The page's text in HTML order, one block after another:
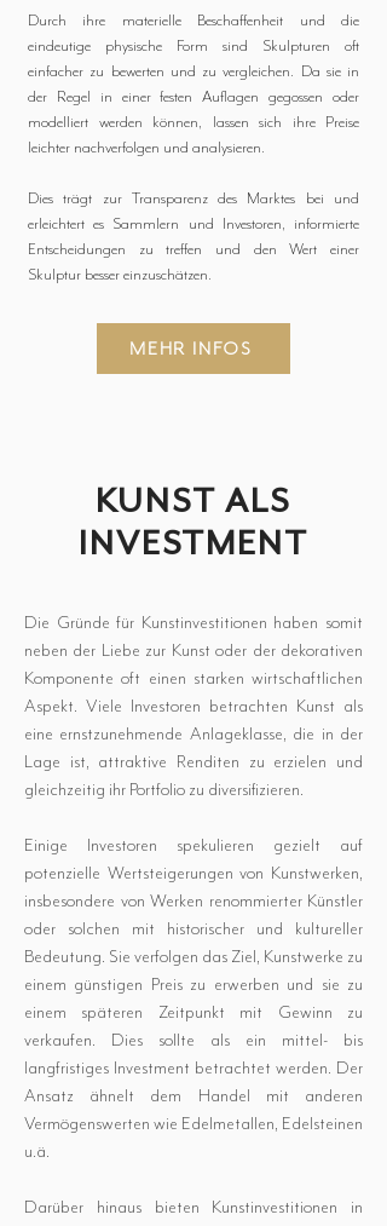
Durch ihre materielle Beschaffenheit und die
eindeutige physische Form sind Skulpturen oft
einfacher zu bewerten und zu vergleichen. Da sie in
der Regel in einer festen Auflagen gegossen oder
modelliert werden können, lassen sich ihre Preise
leichter nachverfolgen und analysieren.
Dies trägt zur Transparenz des Marktes bei und
erleichtert es Sammlern und Investoren, informierte
Entscheidungen zu treffen und den Wert einer
Skulptur besser einzuschätzen.
MEHR INFOS
KUNST ALS
INVESTMENT
Die Gründe für Kunstinvestitionen haben somit
neben der Liebe zur Kunst oder der dekorativen
Komponente oft einen starken wirtschaftlichen
Aspekt. Viele Investoren betrachten Kunst als
eine ernstzunehmende Anlageklasse, die in der
Lage ist, attraktive Renditen zu erzielen und
gleichzeitig ihr Portfolio zu diversifizieren.
Einige Investoren spekulieren gezielt auf
potenzielle Wertsteigerungen von Kunstwerken,
insbesondere von Werken renommierter Künstler
oder solchen mit historischer und kultureller
Bedeutung. Sie verfolgen das Ziel, Kunstwerke zu
einem günstigen Preis zu erwerben und sie zu
einem späteren Zeitpunkt mit Gewinn zu
verkaufen. Dies sollte als ein mittel- bis
langfristiges Investment betrachtet werden. Der
Ansatz ähnelt dem Handel mit anderen
Vermögenswerten wie Edelmetallen, Edelsteinen
u.ä.
Darüber hinaus bieten Kunstinvestitionen in